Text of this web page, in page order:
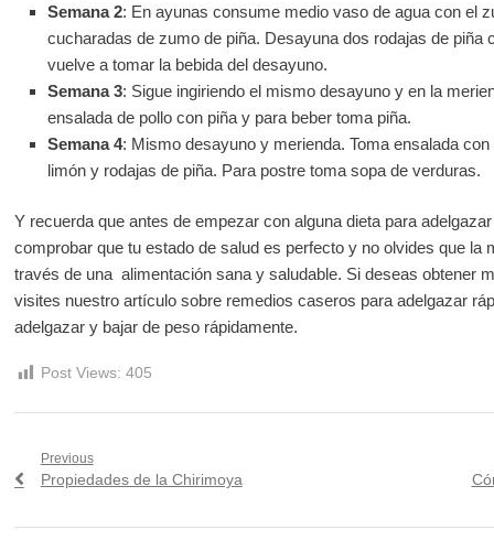
Semana 2: En ayunas consume medio vaso de agua con el
cucharadas de zumo de piña. Desayuna dos rodajas de piña
vuelve a tomar la bebida del desayuno.
Semana 3: Sigue ingiriendo el mismo desayuno y en la
ensalada de pollo con piña y para beber toma piña.
Semana 4: Mismo desayuno y merienda. Toma ensalada
limón y rodajas de piña. Para postre toma sopa de verduras.
Y recuerda que antes de empezar con alguna dieta para
comprobar que tu estado de salud es perfecto y no olvides que la
través de una alimentación sana y saludable. Si deseas obtener
visites nuestro artículo sobre remedios caseros para adelgazar
adelgazar y bajar de peso rápidamente.
Post Views: 405
Navegación
Previous
Previous
Propiedades de la Chirimoya